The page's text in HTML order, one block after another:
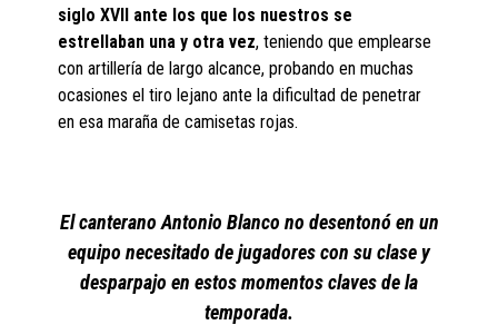
siglo XVII ante los que los nuestros se
estrellaban una y otra vez, teniendo que emplearse
con artillería de largo alcance, probando en muchas
ocasiones el tiro lejano ante la dificultad de penetrar
en esa maraña de camisetas rojas.
El canterano Antonio Blanco no desentonó en un
equipo necesitado de jugadores con su clase y
desparpajo en estos momentos claves de la
temporada.